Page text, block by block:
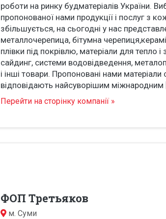
роботи на ринку будматеріалів України.
пропонованої нами продукції і послуг з
збільшується, на сьогодні у нас
металлочерепица, бітумна
плівки під покрівлю, матеріали для тепло і
сайдинг, системи водовідведення,
і інші товари. Пропоновані нами матеріали
відповідають найсуворішим міжнародним
Перейти на сторінку компанії »
ФОП Третьяков
м.Суми